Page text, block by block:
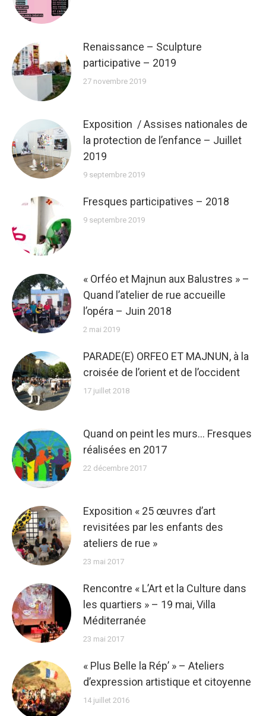
Renaissance – Sculpture
participative – 2019
27 novembre 2019
Exposition / Assises nationales de
la protection de l’enfance – Juillet
2019
9 septembre 2019
Fresques participatives – 2018
9 septembre 2019
« Orféo et Majnun aux Balustres » –
Quand l’atelier de rue accueille
l’opéra – Juin 2018
2 mai 2019
PARADE(E) ORFEO ET MAJNUN, à la
croisée de l’orient et de l’occident
17 juillet 2018
Quand on peint les murs… Fresques
réalisées en 2017
22 décembre 2017
Exposition « 25 œuvres d’art
revisitées par les enfants des
ateliers de rue »
23 mai 2017
Rencontre « L’Art et la Culture dans
les quartiers » – 19 mai, Villa
Méditerranée
23 mai 2017
« Plus Belle la Rép’ » – Ateliers
d’expression artistique et citoyenne
14 juillet 2016